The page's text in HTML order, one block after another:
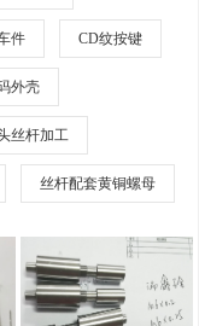
件 CD纹按键
外壳
丝杆加工
丝杆配套黄铜螺母